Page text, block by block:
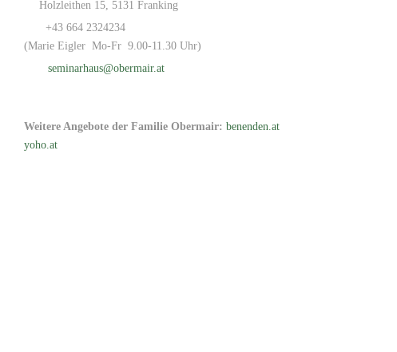
Holzleithen 15, 5131 Franking
+43 664 2324234
(Marie Eigler Mo-Fr 9.00-11.30 Uhr)
seminarhaus@obermair.at
Weitere Angebote der Familie Obermair: benenden.at
yoho.at